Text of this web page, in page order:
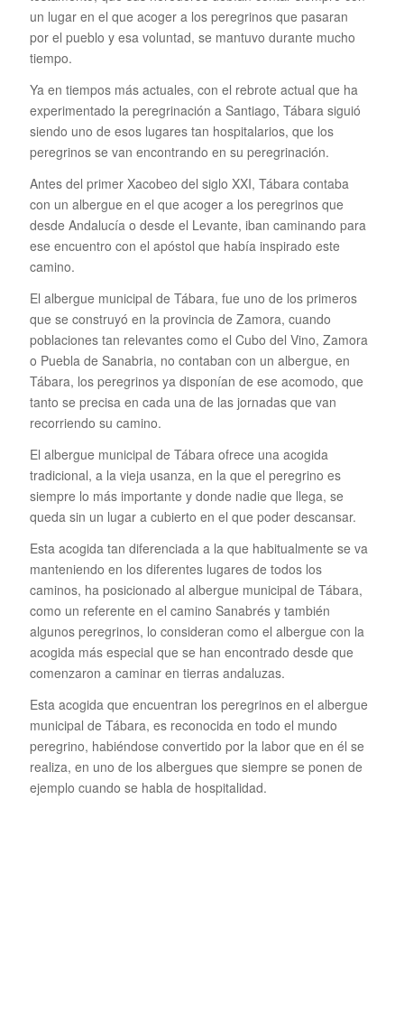
un lugar en el que acoger a los peregrinos que pasaran
por el pueblo y esa voluntad, se mantuvo durante mucho
tiempo.
Ya en tiempos más actuales, con el rebrote actual que ha
experimentado la peregrinación a Santiago, Tábara siguió
siendo uno de esos lugares tan hospitalarios, que los
peregrinos se van encontrando en su peregrinación.
Antes del primer Xacobeo del siglo XXI, Tábara contaba
con un albergue en el que acoger a los peregrinos que
desde Andalucía o desde el Levante, iban caminando para
ese encuentro con el apóstol que había inspirado este
camino.
El albergue municipal de Tábara, fue uno de los primeros
que se construyó en la provincia de Zamora, cuando
poblaciones tan relevantes como el Cubo del Vino, Zamora
o Puebla de Sanabria, no contaban con un albergue, en
Tábara, los peregrinos ya disponían de ese acomodo, que
tanto se precisa en cada una de las jornadas que van
recorriendo su camino.
El albergue municipal de Tábara ofrece una acogida
tradicional, a la vieja usanza, en la que el peregrino es
siempre lo más importante y donde nadie que llega, se
queda sin un lugar a cubierto en el que poder descansar.
Esta acogida tan diferenciada a la que habitualmente se va
manteniendo en los diferentes lugares de todos los
caminos, ha posicionado al albergue municipal de Tábara,
como un referente en el camino Sanabrés y también
algunos peregrinos, lo consideran como el albergue con la
acogida más especial que se han encontrado desde que
comenzaron a caminar en tierras andaluzas.
Esta acogida que encuentran los peregrinos en el albergue
municipal de Tábara, es reconocida en todo el mundo
peregrino, habiéndose convertido por la labor que en él se
realiza, en uno de los albergues que siempre se ponen de
ejemplo cuando se habla de hospitalidad.